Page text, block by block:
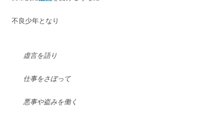
不良少年となり
虚言を語り
仕事をさぼって
悪事や盗みを働く